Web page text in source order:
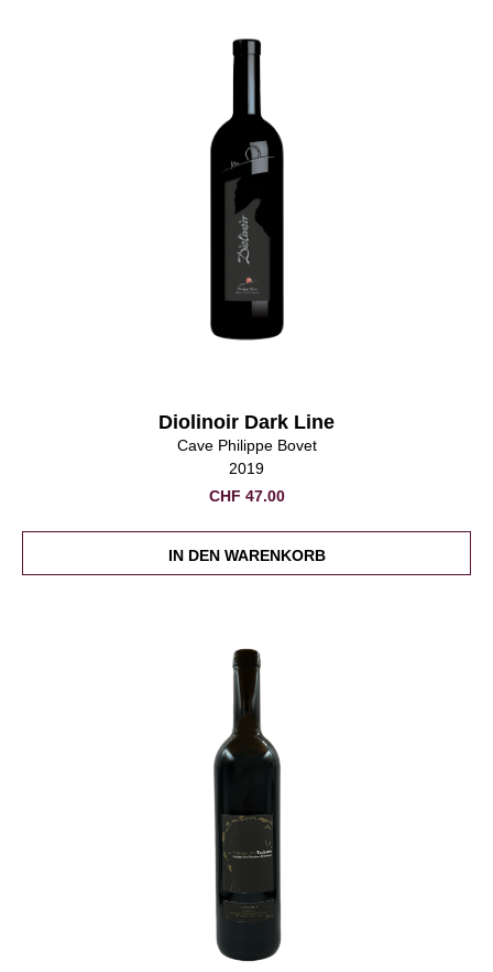
Diolinoir Dark Line
Cave Philippe Bovet
2019
CHF 47.00
IN DEN WARENKORB